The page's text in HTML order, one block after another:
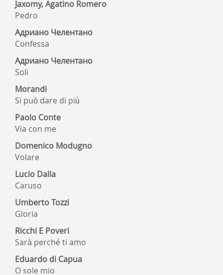
Jaxomy, Agatino Romero
Pedro
Адриано Челентано
Confessa
Адриано Челентано
Soli
Morandi
Si può dare di più
Paolo Conte
Via con me
Domenico Modugno
Volare
Lucio Dalla
Caruso
Umberto Tozzi
Gloria
Ricchi E Poveri
Sarà perché ti amo
Eduardo di Capua
O sole mio